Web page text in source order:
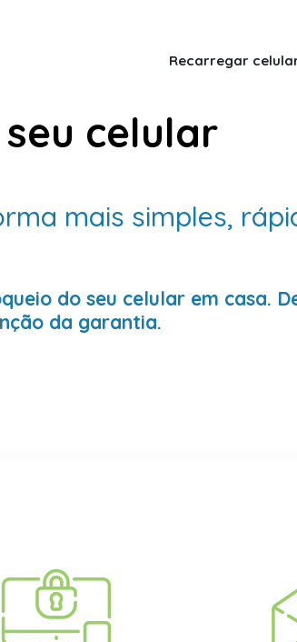
Recarregar
celular
mais simples,
do seu celular em casa.
da garantia.